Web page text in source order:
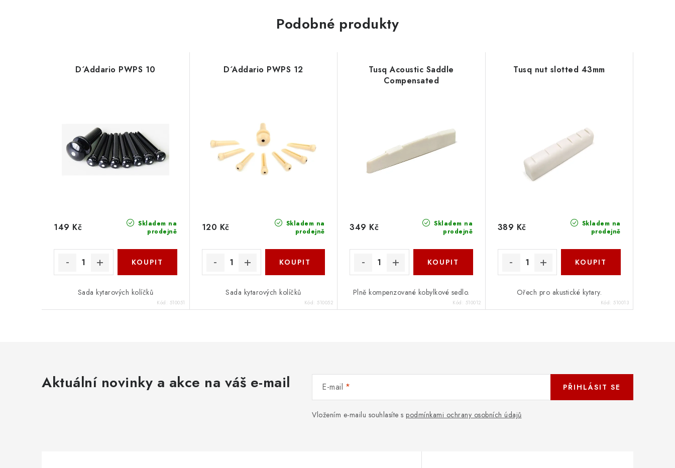
Podobné produkty
D´Addario PWPS 10
Skladem na
prodejně
149 Kč
Sada kytarových kolíčků
Kód: 510051
D´Addario PWPS 12
Skladem na
prodejně
120 Kč
Sada kytarových kolíčků
Kód: 510052
Tusq Acoustic Saddle
Compensated
Skladem na
prodejně
349 Kč
Plně kompenzované kobylkové sedlo.
Kód: 510012
Tusq nut slotted 43mm
Skladem na
prodejně
389 Kč
Ořech pro akustické kytary.
Kód: 510013
Aktuální novinky a akce na váš e-mail E-mail
Vložením e-mailu souhlasíte s podmínkami ochrany osobních údajů
PŘIHLÁSIT SE